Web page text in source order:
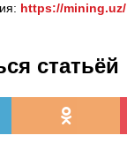
https://mining.uz/
статьёй